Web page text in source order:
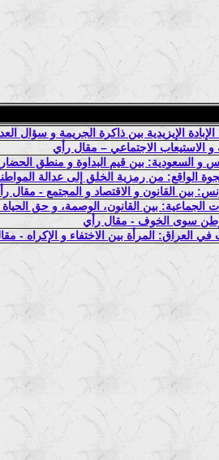
الإيزيدية بين ذاكرة الجريمة و سؤال
و الاستيعاب الاجتماعي – مقال رأي
و السعودية: بين قيم البداوة و منطق
الواقع: من رمزية الخلق إلى عدالة
بين القانون و الاقتصاد و المجتمع - مقال
الجماعية: بين القانون، الوصمة، و حق
العراق: المرأة بين الاختفاء و الإكراه -